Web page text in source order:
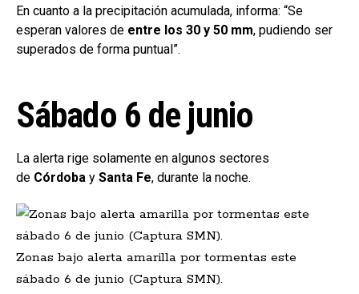
En cuanto a la precipitación acumulada, informa: “Se
esperan valores de entre los 30 y 50 mm, pudiendo ser
superados de forma puntual”.
Sábado 6 de junio
La alerta rige solamente en algunos sectores
de Córdoba y Santa Fe, durante la noche.
Zonas bajo alerta amarilla por tormentas este
sábado 6 de junio (Captura SMN).